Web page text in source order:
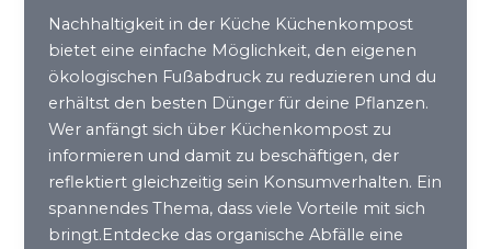
Nachhaltigkeit in der Küche Küchenkompost
bietet eine einfache Möglichkeit, den eigenen
ökologischen Fußabdruck zu reduzieren und du
erhältst den besten Dünger für deine Pflanzen.
Wer anfängt sich über Küchenkompost zu
informieren und damit zu beschäftigen, der
reflektiert gleichzeitig sein Konsumverhalten. Ein
spannendes Thema, dass viele Vorteile mit sich
bringt.Entdecke das organische Abfälle eine